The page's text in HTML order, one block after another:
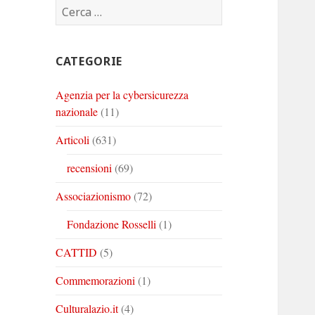
Corinto
su
Corinto
su
su
Ricerca
per:
CATEGORIE
Agenzia per la cybersicurezza
nazionale(11)
Articoli (631)
recensioni (69)
Associazionismo(72)
Fondazione Rosselli (1)
CATTID (5)
Commemorazioni (1)
Culturalazio.it(4)